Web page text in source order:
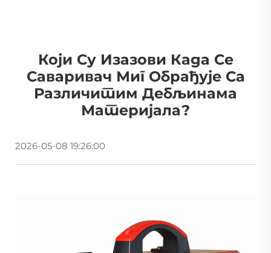
Који Су Изазови Када Се
Саваривач Миг Обрађује Са
Различитим Дебљинама
Материјала?
2026-05-08 19:26:00